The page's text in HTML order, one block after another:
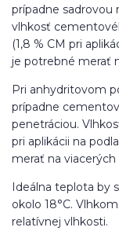
prípadne sadrovou
vlhkosť
(1,8 % CM pri
je potrebné merať
Pri anhydritovom
prípadne
penetráciou.
pri aplikácii na
merať na
Ideálna teplota by
okolo 18°C.
relatívnej vlhkosti.